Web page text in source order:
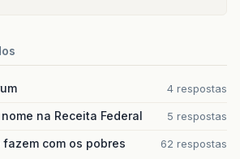
4 respostas
na Receita Federal 5 respostas
com os pobres
62 respostas